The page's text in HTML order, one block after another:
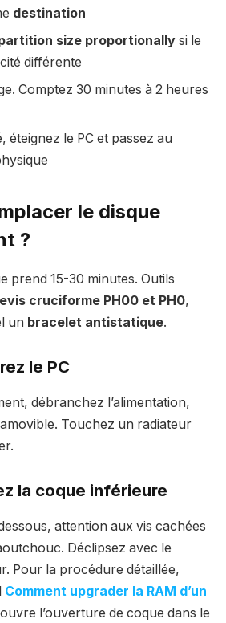
destination
size proportionally si le
différente
Comptez 30 minutes à 2 heures
éteignez le PC et passez au
le disque
?
prend 15-30 minutes. Outils
cruciforme PH00 et PH0,
un bracelet antistatique.
le PC
débranchez l’alimentation,
Touchez un radiateur
la coque inférieure
attention aux vis cachées
Déclipsez avec le
Pour la procédure détaillée,
Comment upgrader la RAM d’un
l’ouverture de coque dans le